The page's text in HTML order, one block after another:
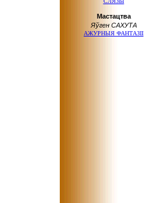
Мастацтва
Яўген САХУТА
АЖУРНЫЯ ФАНТАЗІІ